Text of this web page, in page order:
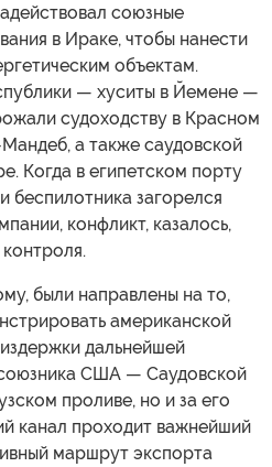
союзные
в Ираке, чтобы нанести
объектам.
— хуситы в Йемене —
судоходству в Красном
а также саудовской
Когда в египетском порту
беспилотника загорелся
конфликт, казалось,
были направлены на то,
американской
дальнейшей
США — Саудовской
проливе, но и за его
канал проходит важнейший
маршрут экспорта